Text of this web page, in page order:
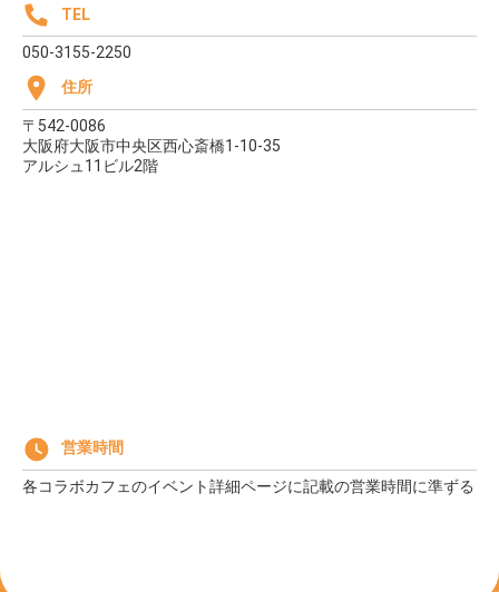
TEL
050-3155-2250
住所
〒542-0086
大阪府大阪市中央区西心斎橋1-10-35
アルシュ11ビル2階
営業時間
各コラボカフェのイベント詳細ページに記載の営業時間に準ずる